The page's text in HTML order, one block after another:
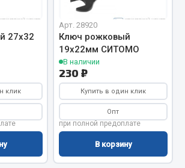
газа
ZF
Показать ещё
27х32
клик
Арт. 28920
Ключ рожковый
19х22мм СИТОМО
В наличии
230 ₽
Купить в один клик
Опт
при полной предоплате
В корзину